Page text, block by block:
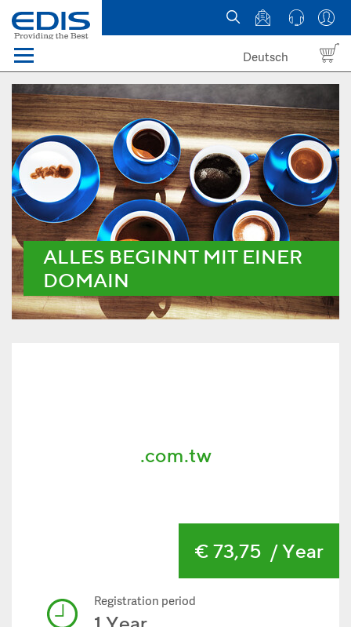
Menü
Domain names
Hosting
News
about EDIS
Deutsch
ALLES BEGINNT MIT EINER
DOMAIN
.com.tw
€ 73,75 / Year
Registration period